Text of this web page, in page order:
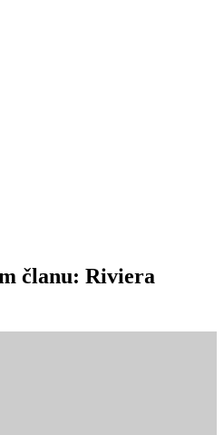
članu: Riviera